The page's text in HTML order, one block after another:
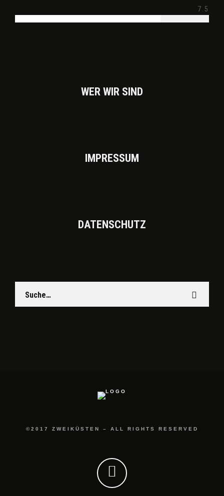
7.5
WER WIR SIND
IMPRES­SUM
DATEN­SCHUTZ
©2017 ZWEIKÜSTEN – ALL RIGHTS RESERVED